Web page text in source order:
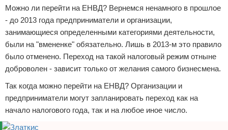
Можно ли перейти на ЕНВД? Вернемся ненамного в прошлое
- до 2013 года предприниматели и организации,
занимающиеся определенными категориями деятельности,
были на "вмененке" обязательно. Лишь в 2013-м это правило
было отменено. Переход на такой налоговый режим отныне
доброволен - зависит только от желания самого бизнесмена.
Так когда можно перейти на ЕНВД? Организации и
предприниматели могут запланировать переход как на
начало налогового года, так и на любое иное число.